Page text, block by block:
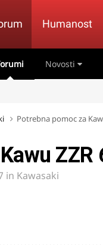
Humanost
Novosti
Potrebna pomoc za
in Kawasaki